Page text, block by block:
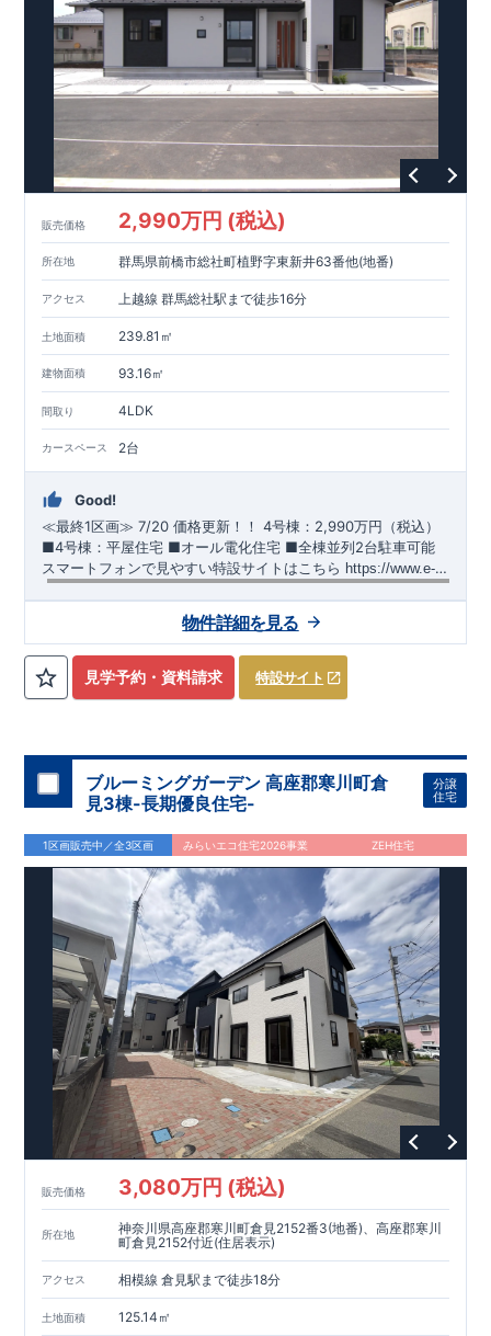
グッドデザイン賞を3プロジェクト同時受賞いたしました。
木造住宅用制震ダンパー / 東栄セーフティダンパー 地盤改
良工法 / R-Evolve パイル
宅地開発手法 / 簡単に地図から
消せる道
スマートフォンで見やすい特設サイトはこちら
https://www.e-blooming.com/bukken/51575021/
販売価格 2,990万円 (税込)
所在地 群馬県前橋市総社町植野字東新井63番他(地番)
アクセス 上越線 群馬総社駅まで徒歩16分
土地面積 239.81㎡
建物面積 93.16㎡
間取り 4LDK
カースペース 2台
Good!
≪最終1区画≫ ​7/20 価格更新！！ ​4号棟：2,990万円（税込）
■4号棟：平屋住宅 ​■オール電化住宅 ​■全棟並列2台駐車可能 ​
スマートフォンで見やすい特設サイトはこちら https://www.e-
blooming.com/bukken/51574032/
歩13分（約1030ｍ）
（地盤編） ​地震に強い家づくり（建物編） 地震に強い家づく
り（制震編）
【ブルーミングガーデンが選ばれる理由】
​↓ クリックすると
詳細ページが表示されます ​暮らしを豊かにする空間アイデア
外観デザインへのこだわり メンテナンスリフォーム
お問い合わせ​ 027-320-1238​高崎営業所（定休日：火曜日・水
曜日） 営業時間／9：30～18：30​
GOOD DESIGN AWARD2024 ​ 東栄住宅​は、この度2024年度
グッドデザイン賞を3プロジェクト同時受賞いたしました。
木造住宅用制震ダンパー / 東栄セーフティダンパー 地盤改
良工法 / R-Evolve パイル 宅地開発手法 / 簡単に地図から
消せる道
見学予約・資料請求 特設サイト
物件詳細を見る
ブルーミングガーデン 高座郡寒川町倉
見3棟-長期優良住宅-
分譲
住宅
1区画販売中／全3区画 みらいエコ住宅2026事業 ZEH住宅
販売価格 3,080万円 (税込)
所在地
神奈川県高座郡寒川町倉見2152番3(地番)、高座郡寒川
町倉見2152付近(住居表示)
アクセス 相模線 倉見駅まで徒歩18分
土地面積 125.14㎡